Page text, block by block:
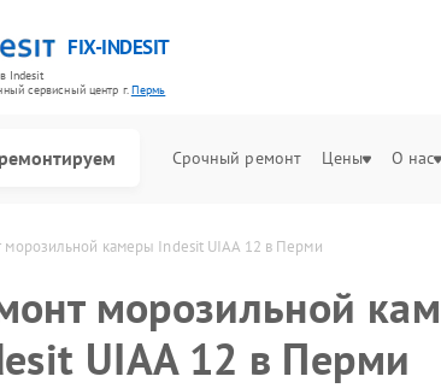
FIX-INDESIT
Indesit
cервисный центр г.Пермь
Срочный ремонт Цены О нас
морозильной камеры Indesit UIAA 12 в Перми
морозильной
UIAA 12 в Перми